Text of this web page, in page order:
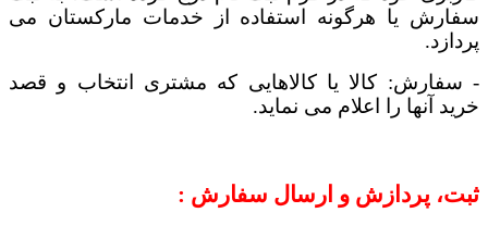
سفارش یا هرگونه استفاده از خدمات مارکستان می
پردازد.
- سفارش: کالا یا کالاهایی که مشتری انتخاب و قصد
خرید آنها را اعلام می نماید.
ثبت، پردازش و ارسال سفارش :